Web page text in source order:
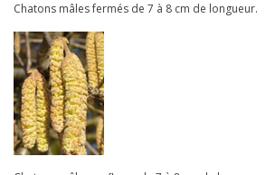
Chatons mâles fermés de 7 à 8 cm de longueur.